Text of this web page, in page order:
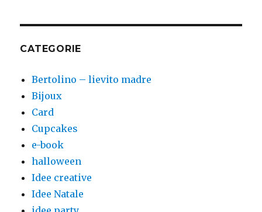
CATEGORIE
Bertolino – lievito madre
Bijoux
Card
Cupcakes
e-book
halloween
Idee creative
Idee Natale